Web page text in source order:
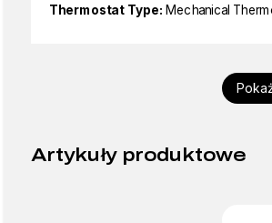
Thermostat Type: Mechanical
Artykuły produktowe